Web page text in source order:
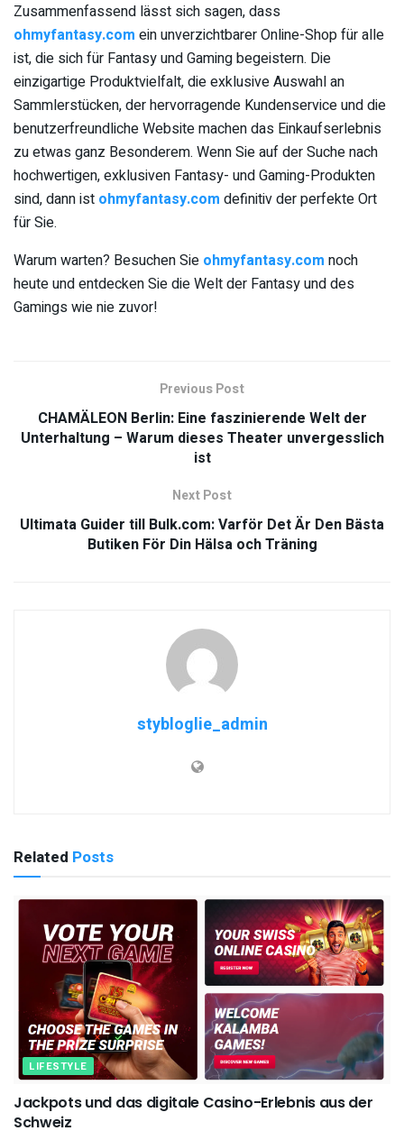
Zusammenfassend lässt sich sagen, dass
ohmyfantasy.com ein unverzichtbarer Online-Shop für alle
ist, die sich für Fantasy und Gaming begeistern. Die
einzigartige Produktvielfalt, die exklusive Auswahl an
Sammlerstücken, der hervorragende Kundenservice und die
benutzerfreundliche Website machen das Einkaufserlebnis
zu etwas ganz Besonderem. Wenn Sie auf der Suche nach
hochwertigen, exklusiven Fantasy- und Gaming-Produkten
sind, dann ist ohmyfantasy.com definitiv der perfekte Ort
für Sie.
Warum warten? Besuchen Sie ohmyfantasy.com noch
heute und entdecken Sie die Welt der Fantasy und des
Gamings wie nie zuvor!
Previous Post
CHAMÄLEON Berlin: Eine faszinierende Welt der
Unterhaltung – Warum dieses Theater unvergesslich
ist
Next Post
Ultimata Guider till Bulk.com: Varför Det Är Den Bästa
Butiken För Din Hälsa och Träning
stybloglie_admin
Related Posts
LIFESTYLE
Jackpots und das digitale Casino-Erlebnis aus der
Schweiz